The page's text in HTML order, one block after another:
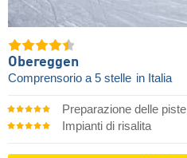
Obereggen
Comprensorio a 5 stelle in Italia
Preparazione delle piste
Impianti di risalita